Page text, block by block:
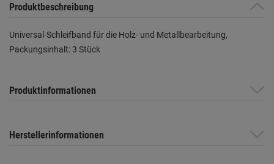
Produktbeschreibung
Universal-Schleifband für die Holz- und Metallbearbeitung,
Packungsinhalt: 3 Stück
Produktinformationen
Herstellerinformationen